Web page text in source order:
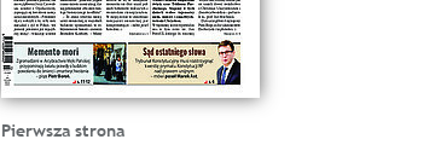
Pierwsza strona